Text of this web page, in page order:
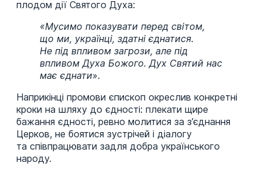
плодом дії Святого Духа:
«Мусимо показувати перед світом,
що ми, українці, здатні єднатися.
Не під впливом загрози, але під
впливом Духа Божого. Дух Святий нас
має єднати».
Наприкінці промови єпископ окреслив конкретні
кроки на шляху до єдності: плекати щире
бажання єдності, ревно молитися за з’єднання
Церков, не боятися зустрічей і діалогу
та співпрацювати задля добра українського
народу.